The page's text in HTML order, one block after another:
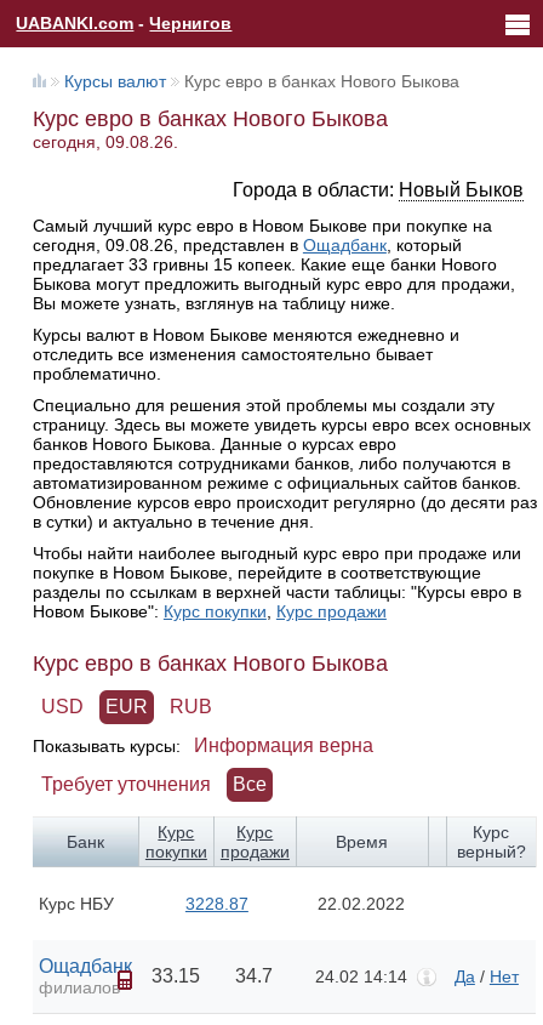
UABANKI.com -Чернигов
Курсы валют Курс евро в банках Нового Быкова
Курс евро в банках Нового Быкова
сегодня, 09.08.26.
Города в области: Новый Быков
Самый лучший курс евро в Новом Быкове при покупке на
сегодня, 09.08.26, представлен в Ощадбанк, который
предлагает 33 гривны 15 копеек. Какие еще банки Нового
Быкова могут предложить выгодный курс евро для продажи,
Вы можете узнать, взглянув на таблицу ниже.
Курсы валют в Новом Быкове меняются ежедневно и
отследить все изменения самостоятельно бывает
проблематично.
Специально для решения этой проблемы мы создали эту
страницу. Здесь вы можете увидеть курсы евро всех основных
банков Нового Быкова. Данные о курсах евро
предоставляются сотрудниками банков, либо получаются в
автоматизированном режиме с официальных сайтов банков.
Обновление курсов евро происходит регулярно (до десяти раз
в сутки) и актуально в течение дня.
Чтобы найти наиболее выгодный курс евро при продаже или
покупке в Новом Быкове, перейдите в соответствующие
разделы по ссылкам в верхней части таблицы: "Курсы евро в
Новом Быкове": Курс покупки Курс продажи
Курс евро в банках Нового Быкова
USD EUR RUB
Показывать курсы:
Информация верна
Требует уточнения
Все
Банк
Курс
покупки
Курс
продажи
Время
Курс
верный?
Курс НБУ 3228.87 22.02.2022
Ощадбанк
филиалов
33.15 34.7 24.02 14:14 Да / Нет